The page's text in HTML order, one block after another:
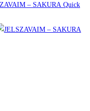
Quick